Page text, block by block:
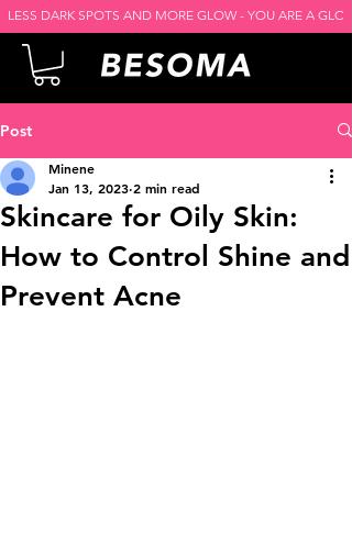
LESS DARK SPOTS AND MORE GLOW - YOU ARE A
Post
Skincare for Oily Skin:
How to Control Shine and
Prevent Acne
Minene
Jan 13, 2023 2 min read